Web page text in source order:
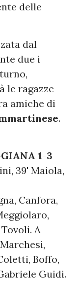
delle
dal
due i
le ragazze
amiche di
.
1-3
39' Maiola,
Canfora,
A
Boffo,
Guidi.